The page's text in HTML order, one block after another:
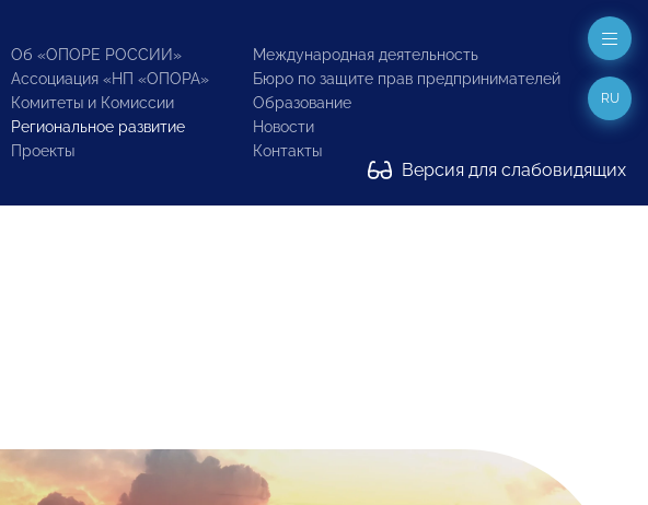
Об «ОПОРЕ РОССИИ»
Ассоциация «НП «ОПОРА»
Комитеты и Комиссии
Региональное развитие
Проекты
Международная деятельность
Бюро по защите прав предпринимателей
Образование
Новости
Контакты
Версия для слабовидящих
RU